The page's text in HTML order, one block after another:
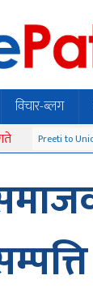
विचार-ब्लग
Preeti to